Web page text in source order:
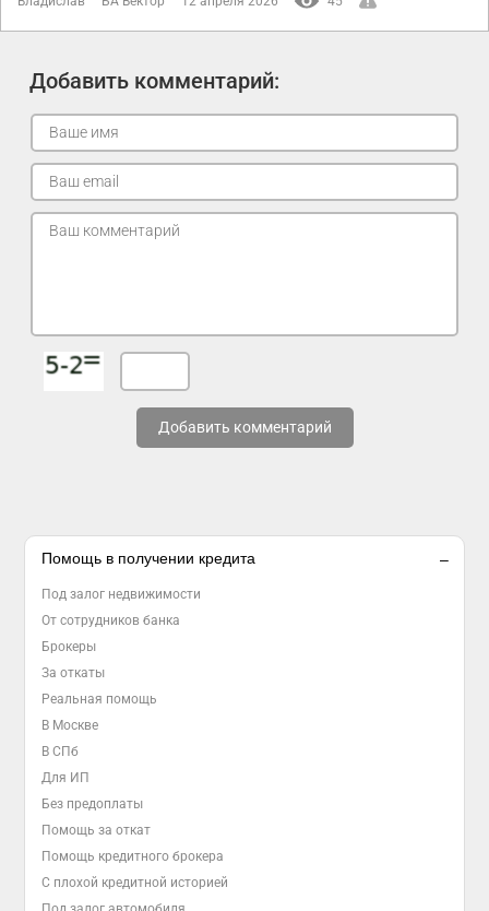
Добавить комментарий:
Добавить комментарий
Помощь в получении кредита
Под залог недвижимости
От сотрудников банка
Брокеры
За откаты
Реальная помощь
В Москве
В СПб
Для ИП
Без предоплаты
Помощь за откат
Помощь кредитного брокера
С плохой кредитной историей